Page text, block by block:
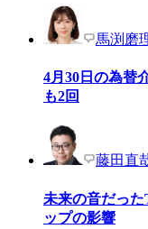
馬渕磨
4月30日の為替
も2回
藤田直
未来の音だっ
ップの影響